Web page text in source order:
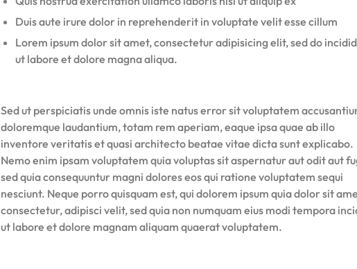
Duis aute irure dolor in reprehenderit in voluptate velit esse cillum
Lorem ipsum dolor sit amet, consectetur adipisicing elit, sed do
ut labore et dolore magna aliqua.
Sed ut perspiciatis unde omnis iste natus error sit voluptatem
doloremque laudantium, totam rem aperiam, eaque ipsa quae ab illo
inventore veritatis et quasi architecto beatae vitae dicta sunt explicabo.
Nemo enim ipsam voluptatem quia voluptas sit aspernatur aut odit aut
sed quia consequuntur magni dolores eos qui ratione voluptatem sequi
nesciunt. Neque porro quisquam est, qui dolorem ipsum quia dolor sit
consectetur, adipisci velit, sed quia non numquam eius modi tempora
ut labore et dolore magnam aliquam quaerat voluptatem.